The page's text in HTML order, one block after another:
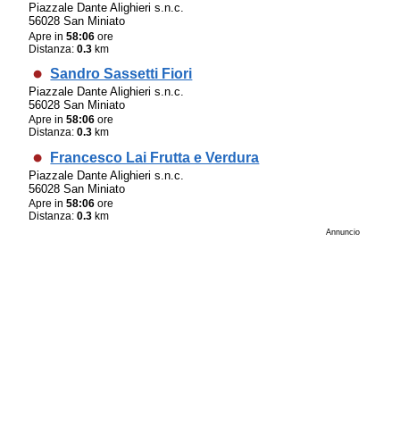
Piazzale Dante Alighieri s.n.c.
56028 San Miniato
Apre in58:06 ore
Distanza:0.3 km
Sandro Sassetti Fiori
Piazzale Dante Alighieri s.n.c.
56028 San Miniato
Apre in58:06 ore
Distanza:0.3 km
Francesco Lai Frutta e Verdura
Piazzale Dante Alighieri s.n.c.
56028 San Miniato
Apre in58:06 ore
Distanza:0.3 km
Annuncio